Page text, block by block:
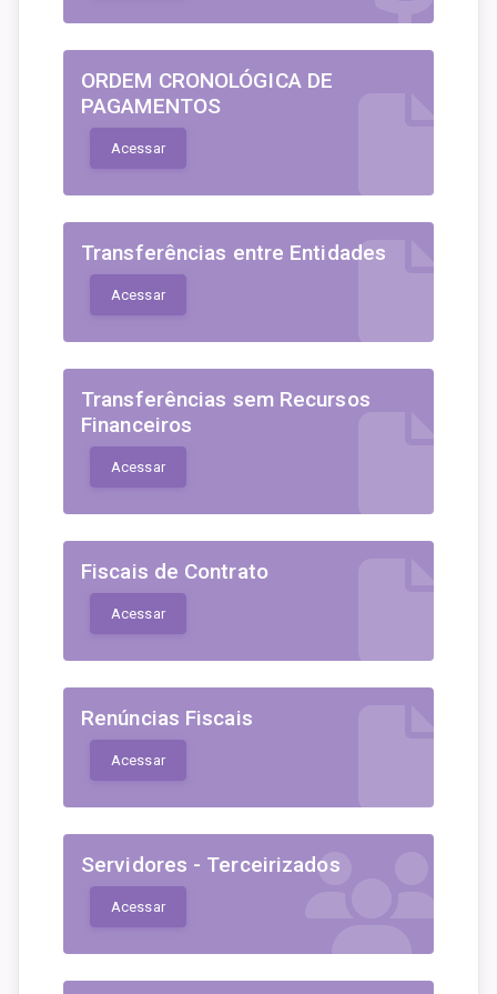
ORDEM CRONOLÓGICA DE
PAGAMENTOS
Acessar
Transferências entre Entidades
Acessar
Transferências sem Recursos
Financeiros
Acessar
Fiscais de Contrato
Acessar
Renúncias Fiscais
Acessar
Servidores - Terceirizados
Acessar